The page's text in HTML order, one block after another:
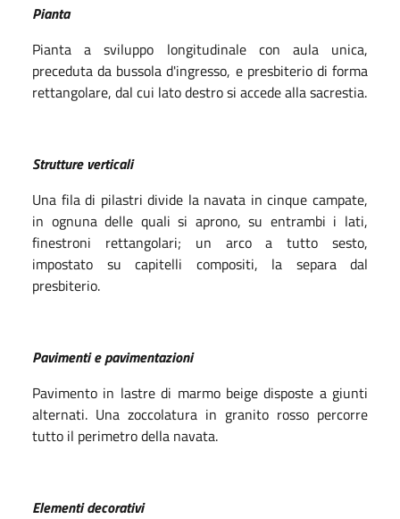
Pianta
Pianta a sviluppo longitudinale con aula unica,
preceduta da bussola d'ingresso, e presbiterio di forma
rettangolare, dal cui lato destro si accede alla sacrestia.
Strutture verticali
Una fila di pilastri divide la navata in cinque campate,
in ognuna delle quali si aprono, su entrambi i lati,
finestroni rettangolari; un arco a tutto sesto,
impostato su capitelli compositi, la separa dal
presbiterio.
Pavimenti e pavimentazioni
Pavimento in lastre di marmo beige disposte a giunti
alternati. Una zoccolatura in granito rosso percorre
tutto il perimetro della navata.
Elementi decorativi